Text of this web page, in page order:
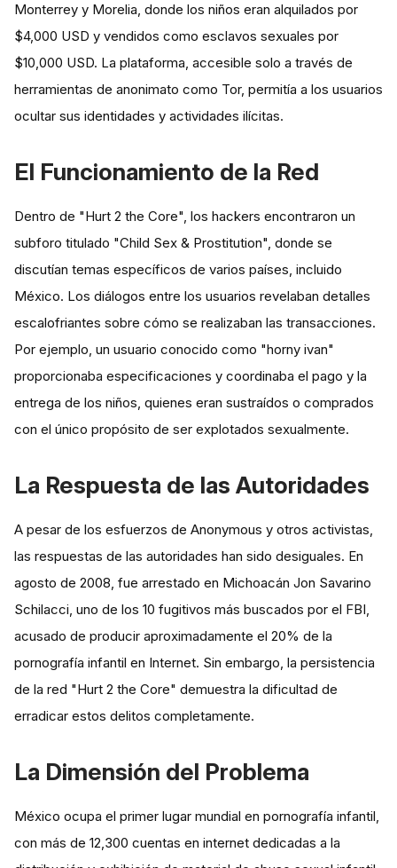
Monterrey y Morelia, donde los niños eran alquilados por
$4,000 USD y vendidos como esclavos sexuales por
$10,000 USD​​. La plataforma, accesible solo a través de
herramientas de anonimato como Tor, permitía a los usuarios
ocultar sus identidades y actividades ilícitas.
El Funcionamiento de la Red
Dentro de "Hurt 2 the Core", los hackers encontraron un
subforo titulado "Child Sex & Prostitution", donde se
discutían temas específicos de varios países, incluido
México. Los diálogos entre los usuarios revelaban detalles
escalofriantes sobre cómo se realizaban las transacciones.
Por ejemplo, un usuario conocido como "horny ivan"
proporcionaba especificaciones y coordinaba el pago y la
entrega de los niños, quienes eran sustraídos o comprados
con el único propósito de ser explotados sexualmente​​.
La Respuesta de las Autoridades
A pesar de los esfuerzos de Anonymous y otros activistas,
las respuestas de las autoridades han sido desiguales. En
agosto de 2008, fue arrestado en Michoacán Jon Savarino
Schilacci, uno de los 10 fugitivos más buscados por el FBI,
acusado de producir aproximadamente el 20% de la
pornografía infantil en Internet​. Sin embargo, la persistencia
de la red "Hurt 2 the Core" demuestra la dificultad de
erradicar estos delitos completamente.
La Dimensión del Problema
México ocupa el primer lugar mundial en pornografía infantil,
con más de 12,300 cuentas en internet dedicadas a la